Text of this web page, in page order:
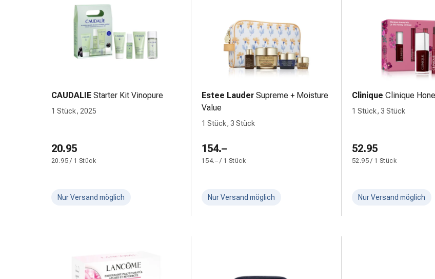
desinfektion
Sprühpflaster
Wundverschlussstreifen
Tupfer
Augen
Ohrenschmerzen
Ohrenpflege
Augenverband
Hustenbonbons
Halsschmerzen
CAUDALIE Starter Kit Vinopure
1 Stück, 2025
20.95
20.95 / 1 Stück
Nur Versand möglich
Estee Lauder Supreme + Moisture
Value
1 Stück, 3 Stück
154.–
154.– / 1 Stück
Nur Versand möglich
Clinique Clinique
1 Stück, 3 Stück
52.95
52.95 / 1 Stück
Nur Versand möglich